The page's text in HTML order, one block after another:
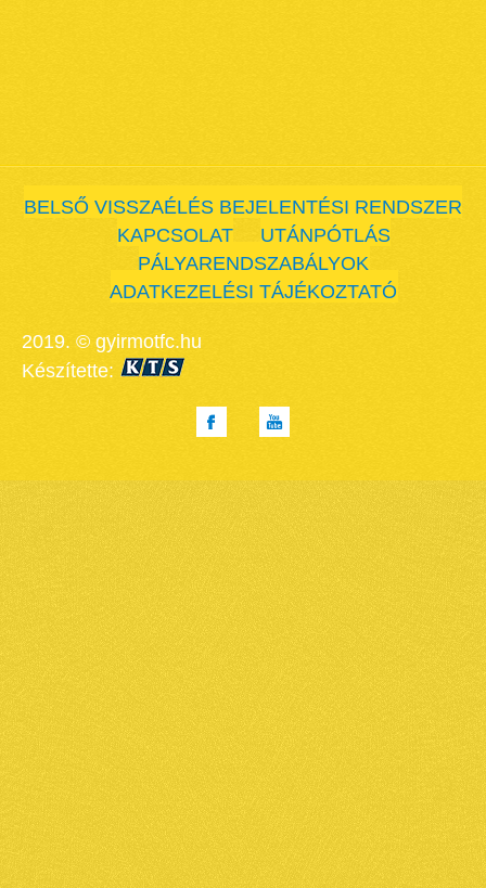
BELSŐ VISSZAÉLÉS BEJELENTÉSI RENDSZER
KAPCSOLAT
UTÁNPÓTLÁS
PÁLYARENDSZABÁLYOK
ADATKEZELÉSI TÁJÉKOZTATÓ
2019. © gyirmotfc.hu
Készítette: